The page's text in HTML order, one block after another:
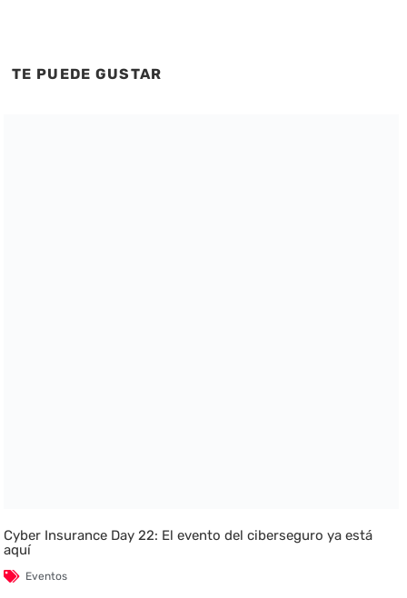
TE PUEDE GUSTAR
Cyber Insurance Day 22: El evento del ciberseguro ya está
aquí
Eventos